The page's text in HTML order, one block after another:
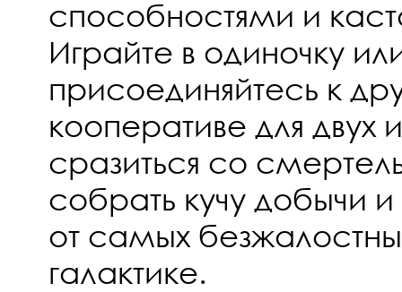
способностями и
Играйте в одиночку
присоединяйтесь к
кооперативе для двух
сразиться со
собрать кучу добычи
от самых
галактике.